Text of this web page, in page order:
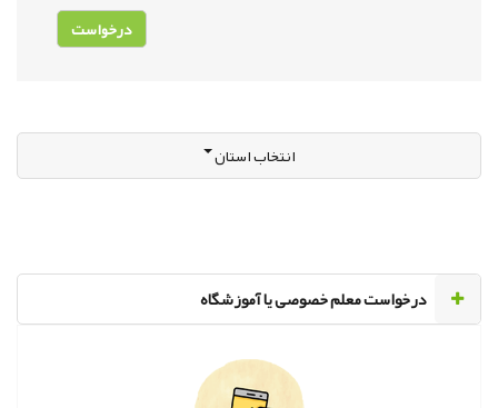
انتخاب استان
‌درخواست معلم خصوصی یا آموزشگاه